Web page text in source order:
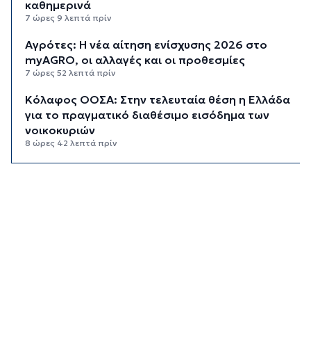
καθημερινά
7 ώρες 9 λεπτά πρίν
Αγρότες: Η νέα αίτηση ενίσχυσης 2026 στο
myAGRO, οι αλλαγές και οι προθεσμίες
7 ώρες 52 λεπτά πρίν
Κόλαφος ΟΟΣΑ: Στην τελευταία θέση η Ελλάδα
για το πραγματικό διαθέσιμο εισόδημα των
νοικοκυριών
8 ώρες 42 λεπτά πρίν